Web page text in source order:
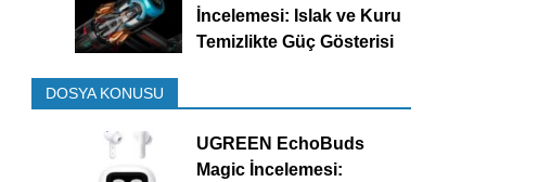
İncelemesi: Islak ve Kuru
Temizlikte Güç Gösterisi
DOSYA KONUSU
UGREEN EchoBuds
Magic İncelemesi: